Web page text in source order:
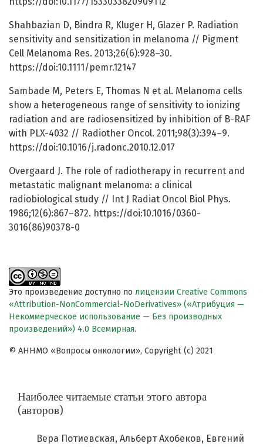
Shahbazian D, Bindra R, Kluger H, Glazer P. Radiation
sensitivity and sensitization in melanoma // Pigment
Cell Melanoma Res. 2013;26(6):928–30.
https://doi:10.1111/pemr.12147
Sambade M, Peters E, Thomas N et al. Melanoma cells
show a heterogeneous range of sensitivity to ionizing
radiation and are radiosensitized by inhibition of B-RAF
with PLX-4032 // Radiother Oncol. 2011;98(3):394–9.
https://doi:10.1016/j.radonc.2010.12.017
Overgaard J. The role of radiotherapy in recurrent and
metastatic malignant melanoma: a clinical
radiobiological study // Int J Radiat Oncol Biol Phys.
1986;12(6):867–872. https://doi:10.1016/0360-
3016(86)90378-0
Это произведение доступно по лицензии Creative Commons
«Attribution-NonCommercial-NoDerivatives» («Атрибуция —
Некоммерческое использование — Без производных
произведений») 4.0 Всемирная.
© АННМО «Вопросы онкологии», Copyright (c) 2021
Наиболее читаемые статьи этого автора
(авторов)
Вера Потиевская, Альберт Ахобеков, Евгений